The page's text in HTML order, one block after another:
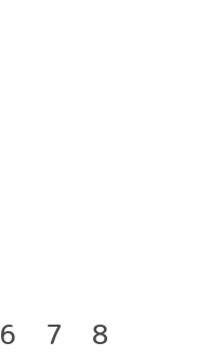
6 7 8